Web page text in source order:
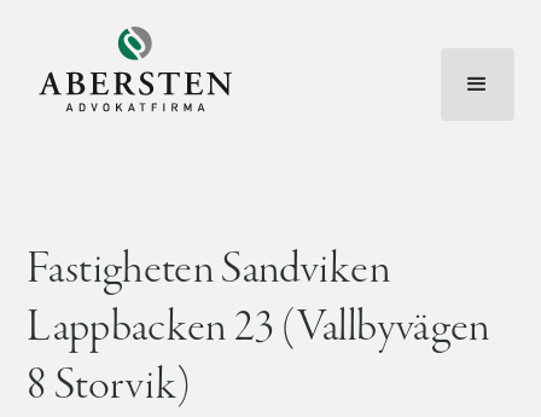
Fastigheten Sandviken
Lappbacken 23 (Vallbyvägen
8 Storvik)